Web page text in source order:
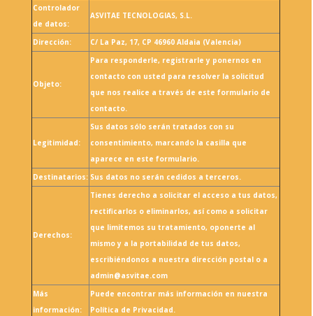
Controlador
de datos:
ASVITAE TECNOLOGIAS, S.L.
Dirección: C/ La Paz, 17, CP 46960 Aldaia (Valencia)
Objeto:
Para responderle, registrarle y ponernos en
contacto con usted para resolver la solicitud
que nos realice a través de este formulario de
contacto.
Legitimidad:
Sus datos sólo serán tratados con su
consentimiento, marcando la casilla que
aparece en este formulario.
Destinatarios: Sus datos no serán cedidos a terceros.
Derechos:
Tienes derecho a solicitar el acceso a tus datos,
rectificarlos o eliminarlos, así como a solicitar
que limitemos su tratamiento, oponerte al
mismo y a la portabilidad de tus datos,
escribiéndonos a nuestra dirección postal o a
admin@asvitae.com
Más
información:
Puede encontrar más información en nuestra
Política de Privacidad.